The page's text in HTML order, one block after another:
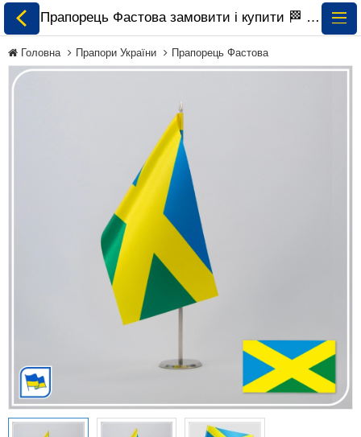
Прапори України
Прапори Світу за
Континентами
Прапори на
Історичні Прапори
Прапорець Фастова замовити і купити 🏁 ePrapor.com.ua
Головна Прапори України Прапорець Фастова